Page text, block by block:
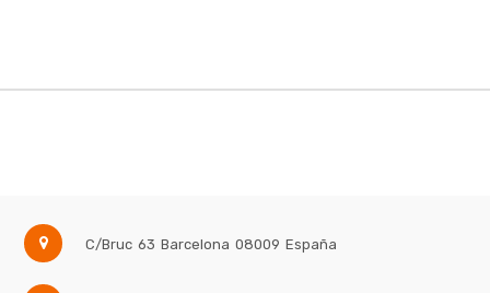
C/Bruc 63 Barcelona 08009 España